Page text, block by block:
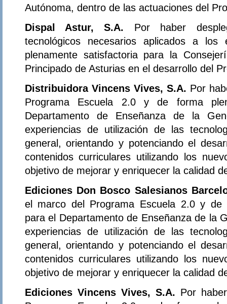
Autónoma, dentro de las actuaciones del
Dispal Astur, S.A. Por haber
tecnológicos necesarios aplicados a los
plenamente satisfactoria para la
Principado de Asturias en el desarrollo del
Distribuidora Vincens Vives, S.A. Por
Programa Escuela 2.0 y de forma
Departamento de Enseñanza de la
experiencias de utilización de las
general, orientando y potenciando el
contenidos curriculares utilizando los
objetivo de mejorar y enriquecer la calidad
Ediciones Don Bosco Salesianos
el marco del Programa Escuela 2.0 y de
para el Departamento de Enseñanza de la
experiencias de utilización de las
general, orientando y potenciando el
contenidos curriculares utilizando los
objetivo de mejorar y enriquecer la calidad
Ediciones Vincens Vives, S.A. Por